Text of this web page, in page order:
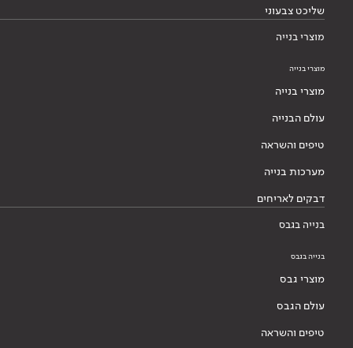
שליכט צבעוני
מוצרי בנייה
מוצרי בנייה
מוצרי בנייה
עולם הבנייה
טיפים והשראה
מערכות בנייה
דבקים לאריחים
בנייה בגבס
בנייה בגבס
מוצרי גבס
עולם הגבס
טיפים והשראה